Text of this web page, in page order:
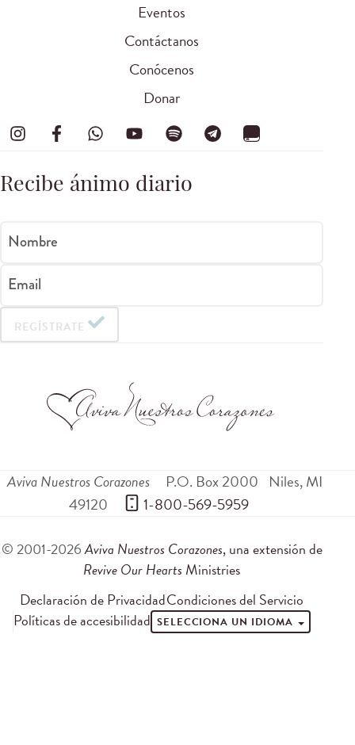
Eventos
Contáctanos
Conócenos
Donar
Recibe ánimo diario
Nombre
Email
REGÍSTRATE
Aviva Nuestros Corazones P.O. Box 2000 Niles,MI
49120
1-800-569-5959
© 2001-2026Aviva Nuestros Corazones, una extensión de
Revive Our Hearts Ministries
Declaración de PrivacidadCondiciones del Servicio
Políticas de accesibilidad SELECCIONA UN IDIOMA